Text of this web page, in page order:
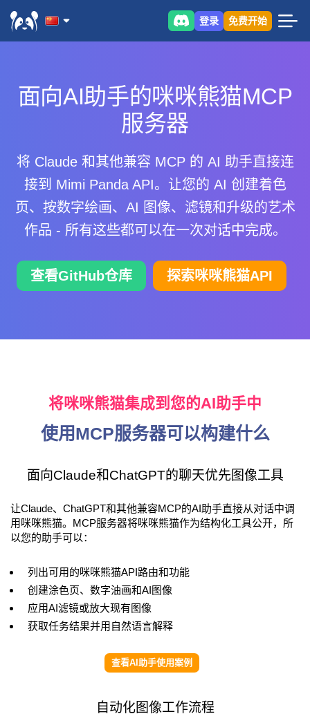
登录 免费开始
面向AI助手的咪咪熊猫MCP
服务器
将 Claude 和其他兼容 MCP 的 AI 助手直接连
接到 Mimi Panda API。让您的 AI 创建着色
页、按数字绘画、AI 图像、滤镜和升级的艺术
作品 - 所有这些都可以在一次对话中完成。
查看GitHub仓库 探索咪咪熊猫API
将咪咪熊猫集成到您的AI助手中
使用MCP服务器可以构建什么
面向Claude和ChatGPT的聊天优先图像工具
让Claude、ChatGPT和其他兼容MCP的AI助手直接从对话中调
用咪咪熊猫。MCP服务器将咪咪熊猫作为结构化工具公开，所
以您的助手可以：
列出可用的咪咪熊猫API路由和功能
创建涂色页、数字油画和AI图像
应用AI滤镜或放大现有图像
获取任务结果并用自然语言解释
查看AI助手使用案例
自动化图像工作流程